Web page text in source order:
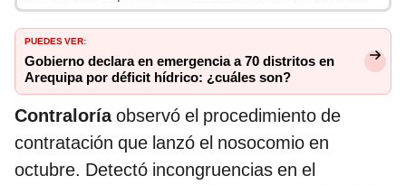
PUEDES VER:
Gobierno declara en emergencia a 70 distritos en
Arequipa por déficit hídrico: ¿cuáles son?
Contraloríaobservó el procedimiento de
contratación que lanzó el nosocomio en
octubre. Detectó incongruencias en el